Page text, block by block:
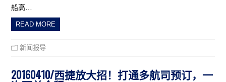
船高…
READ MORE
新闻报导
20160410/西捷放大招！打通多航司预订，一